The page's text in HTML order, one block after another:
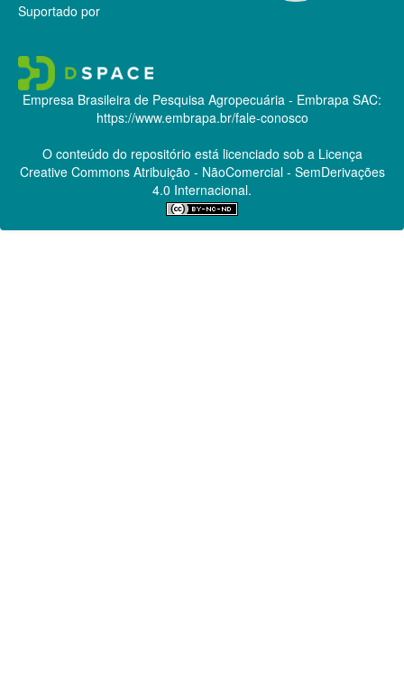
Suportado por
Empresa Brasileira de Pesquisa Agropecuária - Embrapa SAC:
https://www.embrapa.br/fale-conosco
O conteúdo do repositório está licenciado sob a Licença
Creative CommonsAtribuição - NãoComercial - SemDerivações
4.0 Internacional.